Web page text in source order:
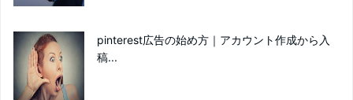
pinterest広告の始め方｜アカウント作成から入
稿...